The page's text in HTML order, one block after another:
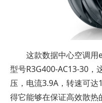
这款数据中心空调用
型号R3G400-AC13-30，
压，电流3.9A，转速可
得它能够在保证高效散